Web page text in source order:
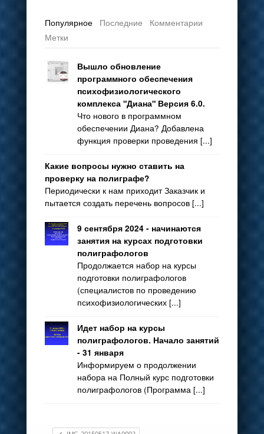
Популярное Последние
Комментарии
Метки
Вышло обновление
программного обеспечения
психофизиологического
комплекса "Диана" Версия 6.0.
Что нового в программном
обеспечении Диана? Добавлена
функция проверки проведения [...]
Какие вопросы нужно ставить на
проверку на полиграфе?
Периодически к нам приходит Заказчик и
пытается создать перечень вопросов [...]
9 сентября 2024 - начинаются
занятия на курсах подготовки
полиграфологов
Продолжается набор на курсы
подготовки полиграфологов
(специалистов по проведению
психофизиологических [...]
Идет набор на курсы
полиграфологов. Начало занятий
- 31 января
Информируем о продолжении
набора на Полный курс подготовки
полиграфологов (Программа [...]